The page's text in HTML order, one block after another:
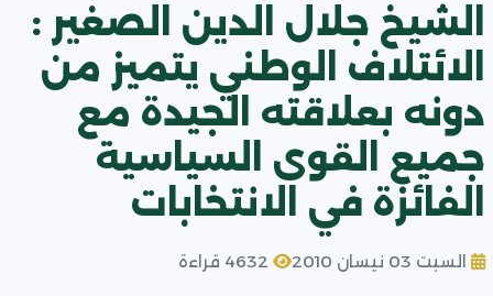
الشيخ جلال الدين الصغير :
الائتلاف الوطني يتميز من
دونه بعلاقته الجيدة مع
جميع القوى السياسية
الفائزة في الانتخابات
السبت 03 نيسان 2010